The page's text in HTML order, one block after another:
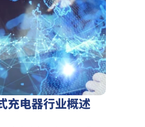
充电器行业概述